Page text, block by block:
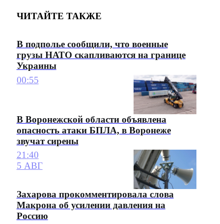
ЧИТАЙТЕ ТАКЖЕ
В подполье сообщили, что военные
грузы НАТО скапливаются на границе
Украины
00:55
В Воронежской области объявлена
опасность атаки БПЛА, в Воронеже
звучат сирены
21:40
5 АВГ
Захарова прокомментировала слова
Макрона об усилении давления на
Россию